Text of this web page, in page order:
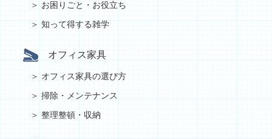
お困りごと・お役立ち
知って得する雑学
オフィス家具
オフィス家具の選び方
掃除・メンテナンス
整理整頓・収納